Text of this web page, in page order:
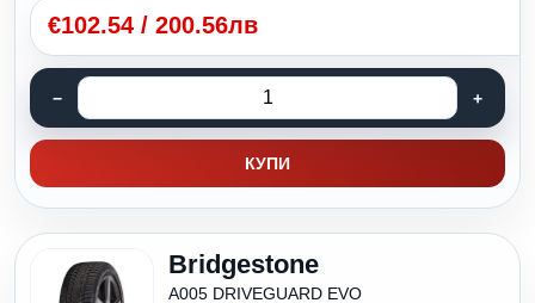
€102.54 / 200.56лв
КУПИ
Bridgestone
A005 DRIVEGUARD EVO